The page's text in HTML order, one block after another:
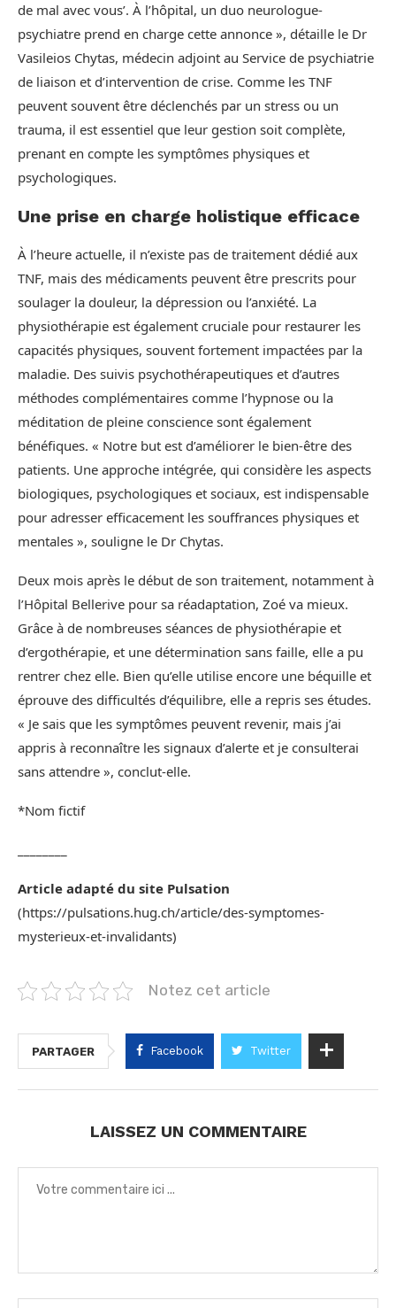
de mal avec vous’. À l’hôpital, un duo neurologue-
psychiatre prend en charge cette annonce », détaille le Dr
Vasileios Chytas, médecin adjoint au Service de psychiatrie
de liaison et d’intervention de crise. Comme les TNF
peuvent souvent être déclenchés par un stress ou un
trauma, il est essentiel que leur gestion soit complète,
prenant en compte les symptômes physiques et
psychologiques.
Une prise en charge holistique efficace
À l’heure actuelle, il n’existe pas de traitement dédié aux
TNF, mais des médicaments peuvent être prescrits pour
soulager la douleur, la dépression ou l’anxiété. La
physiothérapie est également cruciale pour restaurer les
capacités physiques, souvent fortement impactées par la
maladie. Des suivis psychothérapeutiques et d’autres
méthodes complémentaires comme l’hypnose ou la
méditation de pleine conscience sont également
bénéfiques. « Notre but est d’améliorer le bien-être des
patients. Une approche intégrée, qui considère les aspects
biologiques, psychologiques et sociaux, est indispensable
pour adresser efficacement les souffrances physiques et
mentales », souligne le Dr Chytas.
Deux mois après le début de son traitement, notamment à
l’Hôpital Bellerive pour sa réadaptation, Zoé va mieux.
Grâce à de nombreuses séances de physiothérapie et
d’ergothérapie, et une détermination sans faille, elle a pu
rentrer chez elle. Bien qu’elle utilise encore une béquille et
éprouve des difficultés d’équilibre, elle a repris ses études.
« Je sais que les symptômes peuvent revenir, mais j’ai
appris à reconnaître les signaux d’alerte et je consulterai
sans attendre », conclut-elle.
*Nom fictif
Article adapté du site Pulsation
(https://pulsations.hug.ch/article/des-symptomes-
mysterieux-et-invalidants)
Notez cet article
PARTAGER Facebook Twitter
LAISSEZ UN COMMENTAIRE